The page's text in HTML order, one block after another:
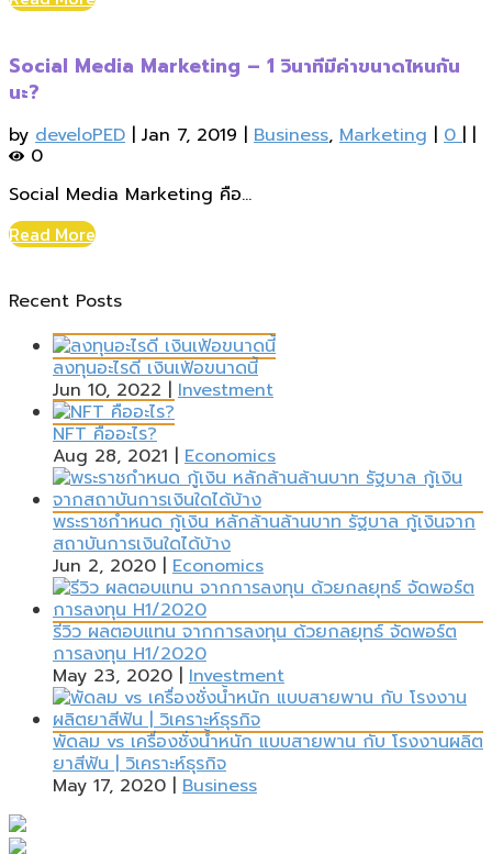
Social Media Marketing – 1 วินาทีมีค่าขนาดไหนกัน
นะ?
by develoPED | Jan 7, 2019 | Business, Marketing | 0 | |
0
Social Media Marketing คือ...
Read More
Recent Posts
ลงทุนอะไรดี เงินเฟ้อขนาดนี้
Jun 10, 2022 | Investment
NFT คืออะไร?
Aug 28, 2021 | Economics
พระราชกำหนด กู้เงิน หลักล้านล้านบาท รัฐบาล กู้เงินจาก
สถาบันการเงินใดได้บ้าง
Jun 2, 2020 | Economics
รีวิว ผลตอบแทน จากการลงทุน ด้วยกลยุทธ์ จัดพอร์ต
การลงทุน H1/2020
May 23, 2020 | Investment
พัดลม vs เครื่องชั่งน้ำหนัก แบบสายพาน กับ โรงงานผลิต
ยาสีฟัน | วิเคราะห์ธุรกิจ
May 17, 2020 | Business